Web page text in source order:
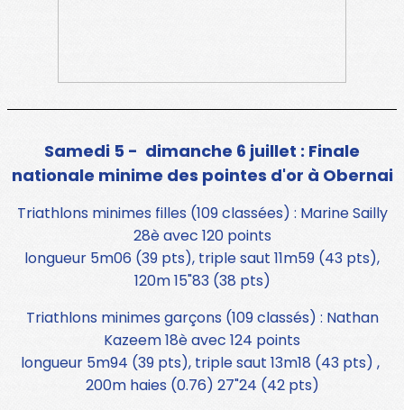
Samedi 5 - dimanche 6 juillet : Finale
nationale minime des pointes d'or à Obernai
Triathlons minimes filles (109 classées) : Marine Sailly
28è avec 120 points
longueur 5m06 (39 pts), triple saut 11m59 (43 pts),
120m 15"83 (38 pts)
Triathlons minimes garçons (109 classés) : Nathan
Kazeem 18è avec 124 points
longueur 5m94 (39 pts), triple saut 13m18 (43 pts) ,
200m haies (0.76) 27"24 (42 pts)